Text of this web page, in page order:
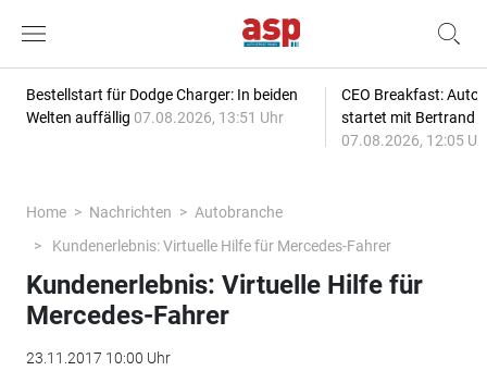
Bestellstart für Dodge Charger: In beiden
Welten auffällig 07.08.2026, 13:51 Uhr
CEO Breakfast:
startet mit Bertrand
07.08.2026, 12:05
Home Nachrichten
Autobranche
Kundenerlebnis: Virtuelle Hilfe für Mercedes-Fahrer
Kundenerlebnis: Virtuelle Hilfe für
Mercedes-Fahrer
23.11.2017 10:00 Uhr